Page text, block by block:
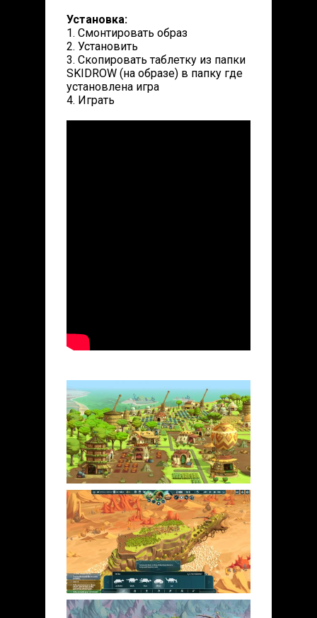
Установка:
1. Смонтировать образ
2. Установить
3. Скопировать таблетку из папки
SKIDROW (на образе) в папку где
установлена игра
4. Играть